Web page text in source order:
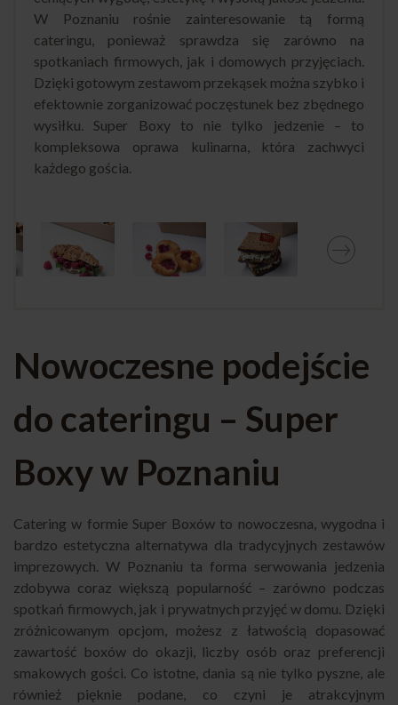
W Poznaniu rośnie zainteresowanie tą formą
cateringu, ponieważ sprawdza się zarówno na
spotkaniach firmowych, jak i domowych przyjęciach.
Dzięki gotowym zestawom przekąsek można szybko i
efektownie zorganizować poczęstunek bez zbędnego
wysiłku. Super Boxy to nie tylko jedzenie – to
kompleksowa oprawa kulinarna, która zachwyci
każdego gościa.
Nowoczesne podejście
do cateringu – Super
Boxy w Poznaniu
Catering w formie Super Boxów to nowoczesna, wygodna i
bardzo estetyczna alternatywa dla tradycyjnych zestawów
imprezowych. W Poznaniu ta forma serwowania jedzenia
zdobywa coraz większą popularność – zarówno podczas
spotkań firmowych, jak i prywatnych przyjęć w domu. Dzięki
zróżnicowanym opcjom, możesz z łatwością dopasować
zawartość boxów do okazji, liczby osób oraz preferencji
smakowych gości. Co istotne, dania są nie tylko pyszne, ale
również pięknie podane, co czyni je atrakcyjnym